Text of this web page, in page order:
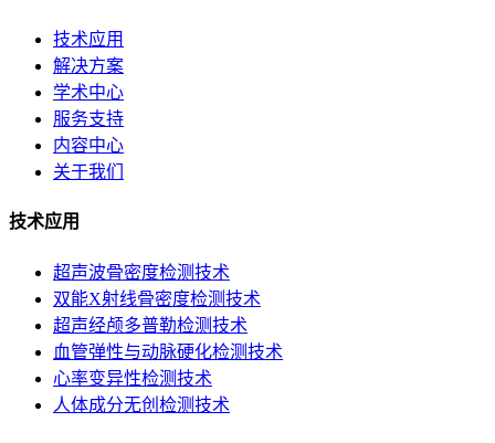
技术应用
解决方案
学术中心
服务支持
内容中心
关于我们
技术应用
超声波骨密度检测技术
双能X射线骨密度检测技术
超声经颅多普勒检测技术
血管弹性与动脉硬化检测技术
心率变异性检测技术
人体成分无创检测技术